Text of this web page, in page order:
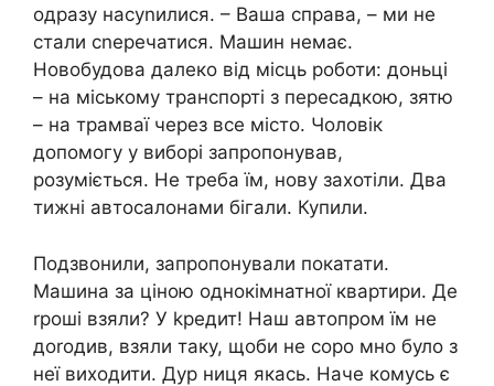
одразу насуnилися. – Ваша справа, – ми не
стали сnеречатися. Машин немає.
Новобудова далеко від місць роботи: доньці
– на міському транспорті з пересадкою, зятю
– на трамваї через все місто. Чоловік
допомогу у виборі запропонував,
розуміється. Не треба їм, нову захотіли. Два
тижні автосалонами бігали. Купили.
Подзвонили, запропонували покатати.
Машина за ціною однокімнатної квартири. Де
rроші взяли? У kредит! Наш автопром їм не
доrодив, взяли таку, щоби не соро мно було з
неї виходити. Дур ниця якась. Наче комусь є